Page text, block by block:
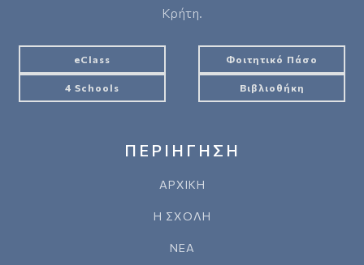
Κρήτη.
eClass Φοιτητικό Πάσο
4 Schools Βιβλιοθήκη
ΠΕΡΙΗΓΗΣΗ
ΑΡΧΙΚΗ
Η ΣΧΟΛΗ
ΝΕΑ